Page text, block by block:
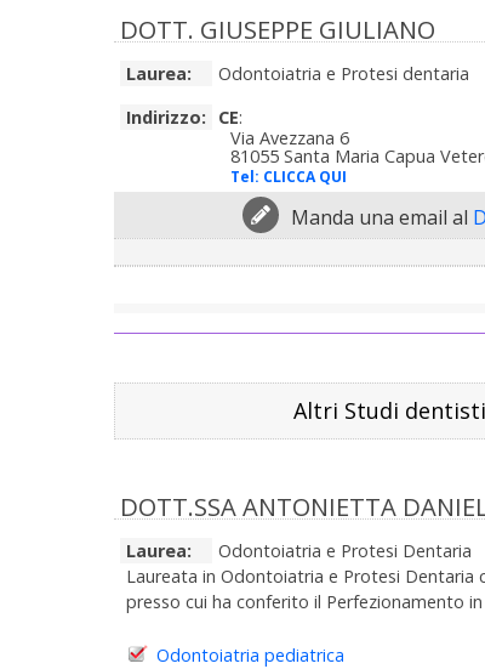
DOTT. GIUSEPPE GIULIANO
Laurea:
Odontoiatria e Protesi dentaria
Indirizzo:
CE:
Via Avezzana 6
81055 Santa Maria Capua
Tel: CLICCA QUI
Manda una email al
Altri Studi
DOTT.SSA ANTONIETTA
Laurea:
Odontoiatria e Protesi Dentaria
Laureata in Odontoiatria e Protesi Dentaria
presso cui ha conferito il Perfezionamento
Odontoiatria pediatrica